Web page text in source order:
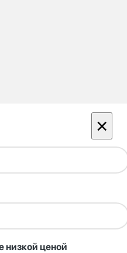
×
низкой ценой